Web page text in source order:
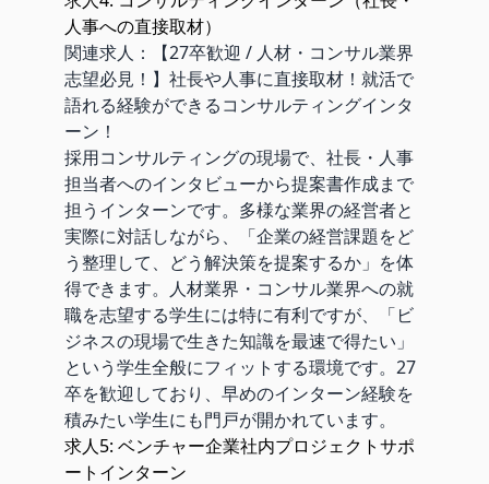
人事への直接取材）
関連求人：
【27卒歓迎 / 人材・コンサル業界
志望必見！】社長や人事に直接取材！就活で
語れる経験ができるコンサルティングインタ
ーン！
採用コンサルティングの現場で、社長・人事
担当者へのインタビューから提案書作成まで
担うインターンです。多様な業界の経営者と
実際に対話しながら、「企業の経営課題をど
う整理して、どう解決策を提案するか」を体
得できます。人材業界・コンサル業界への就
職を志望する学生には特に有利ですが、「ビ
ジネスの現場で生きた知識を最速で得たい」
という学生全般にフィットする環境です。27
卒を歓迎しており、早めのインターン経験を
積みたい学生にも門戸が開かれています。
求人5: ベンチャー企業社内プロジェクトサポ
ートインターン